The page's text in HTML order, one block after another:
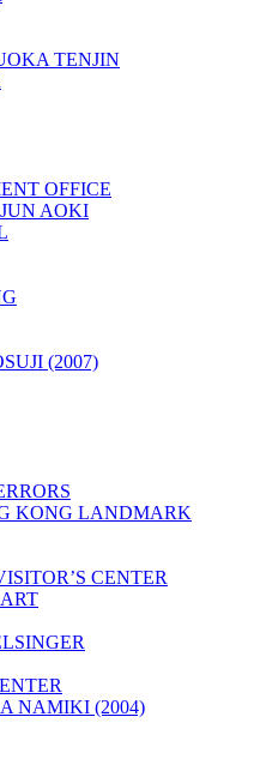
TENJIN
OFFICE
AOKI
(2007)
KONG LANDMARK
CENTER
NAMIKI (2004)